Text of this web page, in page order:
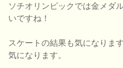
ソチオリンピックでは金メダ
いですね！
スケートの結果も気になりま
気になります。